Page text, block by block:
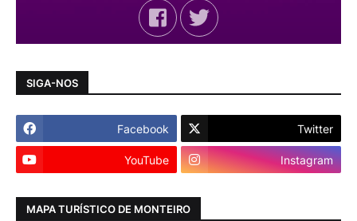
SIGA-NOS
Facebook Twitter
YouTube Instagram
MAPA TURÍSTICO DE MONTEIRO